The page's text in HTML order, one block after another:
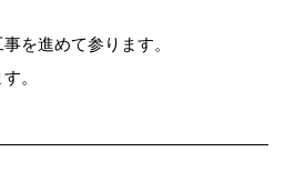
を進めて参ります。
。